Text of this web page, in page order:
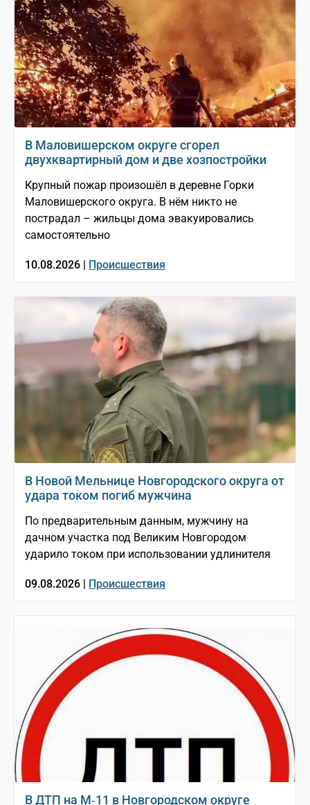
В Маловишерском округе сгорел
двухквартирный дом и две хозпостройки
Крупный пожар произошёл в деревне Горки
Маловишерского округа. В нём никто не
пострадал – жильцы дома эвакуировались
самостоятельно
10.08.2026 | Происшествия
В Новой Мельнице Новгородского округа от
удара током погиб мужчина
По предварительным данным, мужчину на
дачном участка под Великим Новгородом
ударило током при использовании удлинителя
09.08.2026 | Происшествия
В ДТП на М‑11 в Новгородском округе